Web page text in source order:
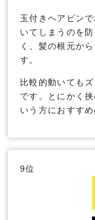
玉付きヘアピン
いてしまうのを
く、髪の根元か
す。
比較的動いても
です。とにかく
いう方におすす
9位